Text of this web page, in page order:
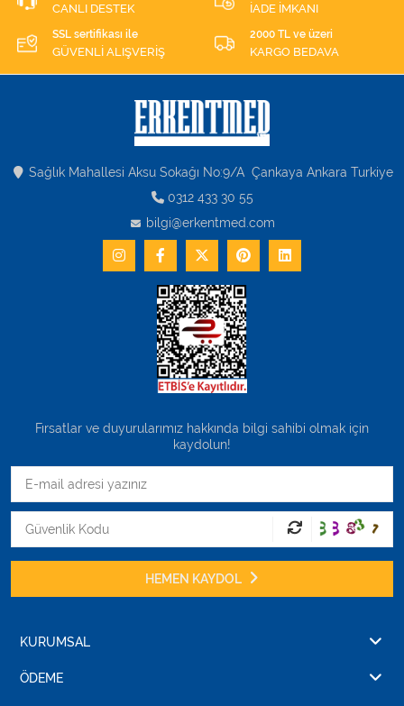
CANLI DESTEK İADE İMKANI
SSL sertifikası ile
GÜVENLİ ALIŞVERİŞ
2000 TL ve üzeri
KARGO BEDAVA
Sağlık Mahallesi Aksu Sokağı No:9/A Çankaya Ankara Turkiye
0312 433 30 55
bilgi@erkentmed.com
Fırsatlar ve duyurularımız hakkında bilgi sahibi olmak için
kaydolun!
HEMEN KAYDOL
KURUMSAL
ÖDEME